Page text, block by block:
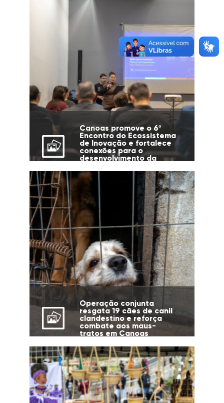
Canoas promove o 6º
Encontro do Ecossistema
de Inovação e fortalece
conexões para o
desenvolvimento da
Operação conjunta
resgata 19 cães de canil
clandestino e reforça
combate aos maus-
tratos em Canoas